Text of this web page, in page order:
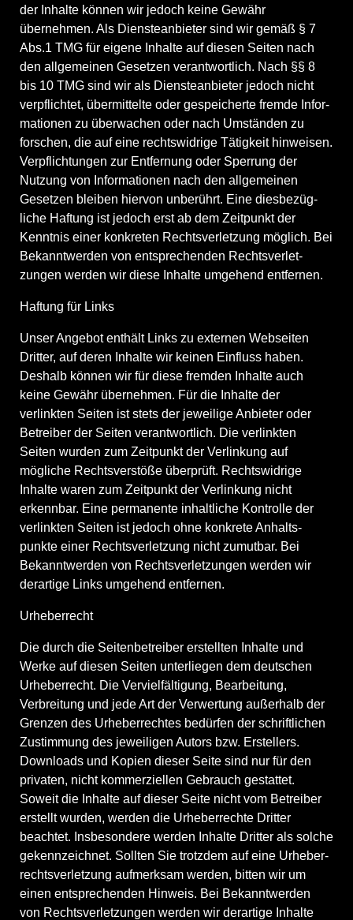
der Inhalte können wir jedoch keine Gewähr
übernehmen. Als Diens­te­an­bieter sind wir gemäß § 7
Abs.1 TMG für eigene Inhalte auf diesen Seiten nach
den allge­meinen Gesetzen verant­wortlich. Nach §§ 8
bis 10 TMG sind wir als Diens­te­an­bieter jedoch nicht
verpflichtet, übermit­telte oder gespei­cherte fremde Infor­
ma­tionen zu überwachen oder nach Umständen zu
forschen, die auf eine rechts­widrige Tätigkeit hinweisen.
Verpflich­tungen zur Entfernung oder Sperrung der
Nutzung von Infor­ma­tionen nach den allge­meinen
Gesetzen bleiben hiervon unberührt. Eine diesbe­züg­
liche Haftung ist jedoch erst ab dem Zeitpunkt der
Kenntnis einer konkreten Rechts­ver­letzung möglich. Bei
Bekannt­werden von entspre­chenden Rechts­ver­let­
zungen werden wir diese Inhalte umgehend entfernen.
Haftung für Links
Unser Angebot enthält Links zu externen Webseiten
Dritter, auf deren Inhalte wir keinen Einfluss haben.
Deshalb können wir für diese fremden Inhalte auch
keine Gewähr übernehmen. Für die Inhalte der
verlinkten Seiten ist stets der jeweilige Anbieter oder
Betreiber der Seiten verant­wortlich. Die verlinkten
Seiten wurden zum Zeitpunkt der Verlinkung auf
mögliche Rechts­ver­stöße überprüft. Rechts­widrige
Inhalte waren zum Zeitpunkt der Verlinkung nicht
erkennbar. Eine perma­nente inhalt­liche Kontrolle der
verlinkten Seiten ist jedoch ohne konkrete Anhalts­
punkte einer Rechts­ver­letzung nicht zumutbar. Bei
Bekannt­werden von Rechts­ver­let­zungen werden wir
derartige Links umgehend entfernen.
Urheber­recht
Die durch die Seiten­be­treiber erstellten Inhalte und
Werke auf diesen Seiten unter­liegen dem deutschen
Urheber­recht. Die Verviel­fäl­tigung, Bearbeitung,
Verbreitung und jede Art der Verwertung außerhalb der
Grenzen des Urheber­rechtes bedürfen der schrift­lichen
Zustimmung des jewei­ligen Autors bzw. Erstellers.
Downloads und Kopien dieser Seite sind nur für den
privaten, nicht kommer­zi­ellen Gebrauch gestattet.
Soweit die Inhalte auf dieser Seite nicht vom Betreiber
erstellt wurden, werden die Urheber­rechte Dritter
beachtet. Insbe­sondere werden Inhalte Dritter als solche
gekenn­zeichnet. Sollten Sie trotzdem auf eine Urheber­
rechts­ver­letzung aufmerksam werden, bitten wir um
einen entspre­chenden Hinweis. Bei Bekannt­werden
von Rechts­ver­let­zungen werden wir derartige Inhalte